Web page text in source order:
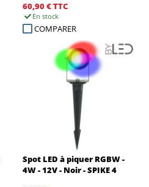
60,90 €TTC
En stock
COMPARER
Spot LED à piquer RGBW -
4W - 12V - Noir - SPIKE 4